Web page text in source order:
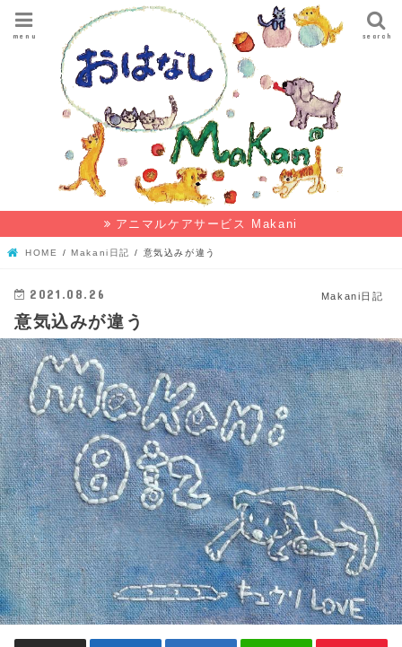
search
menu
アニマルケアサービス Makani
HOME Makani日記 意気込みが違う
Makani日記
2021.08.26
意気込みが違う